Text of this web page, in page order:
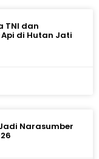
TNI dan
di Hutan Jati
Narasumber